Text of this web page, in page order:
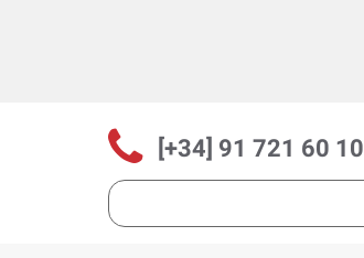
[+34] 91 721 60 10